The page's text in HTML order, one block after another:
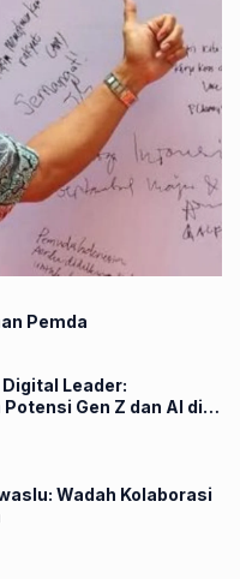
Pemda
Leader:
Gen Z dan AI di
Wadah Kolaborasi